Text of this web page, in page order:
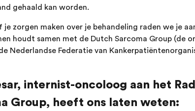
gehaald kan worden.
je zorgen maken over je behandeling raden we je
houdt samen met de Dutch Sarcoma Group (de
Nederlandse Federatie van
internist-oncoloog aan het
Group, heeft ons laten weten: